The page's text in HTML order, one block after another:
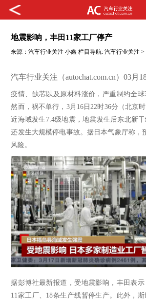
地震影响，丰田11家工厂停产
来源：汽车行业关注 小鑫 栏目导航:汽车行业关注 >
汽车行业关注（autochat.com.cn）03
疫情、缺芯以及原材料涨价，严重制约全球
然而，祸不单行， 3月16日22时36分（北京
近海域发生7.4级地震，地震发生后东北新
还发生大规模停电事故。据日本气象厅称，
风险。
据彭博社最新报道，受地震影响，丰田表
11家工厂、18条生产线暂停生产。此外，